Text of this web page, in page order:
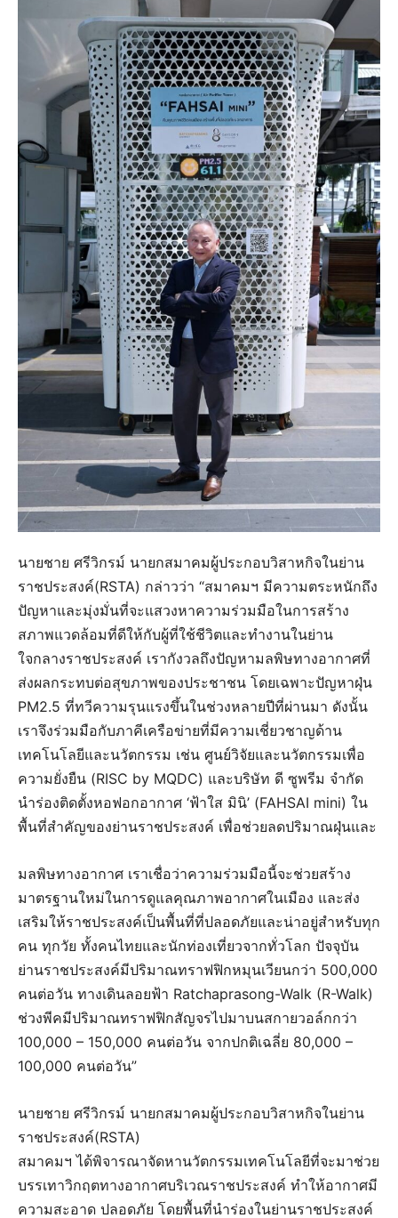
นายชาย ศรีวิกรม์ นายกสมาคมผู้ประกอบวิสาหกิจในย่าน
ราชประสงค์(RSTA) กล่าวว่า “สมาคมฯ มีความตระหนักถึง
ปัญหาและมุ่งมั่นที่จะแสวงหาความร่วมมือในการสร้าง
สภาพแวดล้อมที่ดีให้กับผู้ที่ใช้ชีวิตและทำงานในย่าน
ใจกลางราชประสงค์ เรากังวลถึงปัญหามลพิษทางอากาศที่
ส่งผลกระทบต่อสุขภาพของประชาชน โดยเฉพาะปัญหาฝุ่น
PM2.5 ที่ทวีความรุนแรงขึ้นในช่วงหลายปีที่ผ่านมา ดังนั้น
เราจึงร่วมมือกับภาคีเครือข่ายที่มีความเชี่ยวชาญด้าน
เทคโนโลยีและนวัตกรรม เช่น ศูนย์วิจัยและนวัตกรรมเพื่อ
ความยั่งยืน (RISC by MQDC) และบริษัท ดี ซูพรีม จำกัด
นำร่องติดตั้งหอฟอกอากาศ ‘ฟ้าใส มินิ’ (FAHSAI mini) ใน
พื้นที่สำคัญของย่านราชประสงค์ เพื่อช่วยลดปริมาณฝุ่นและ
มลพิษทางอากาศ เราเชื่อว่าความร่วมมือนี้จะช่วยสร้าง
มาตรฐานใหม่ในการดูแลคุณภาพอากาศในเมือง และส่ง
เสริมให้ราชประสงค์เป็นพื้นที่ที่ปลอดภัยและน่าอยู่สำหรับทุก
คน ทุกวัย ทั้งคนไทยและนักท่องเที่ยวจากทั่วโลก ปัจจุบัน
ย่านราชประสงค์มีปริมาณทราฟฟิกหมุนเวียนกว่า 500,000
คนต่อวัน ทางเดินลอยฟ้า Ratchaprasong-Walk (R-Walk)
ช่วงพีคมีปริมาณทราฟฟิกสัญจรไปมาบนสกายวอล์กกว่า
100,000 – 150,000 คนต่อวัน จากปกติเฉลี่ย 80,000 –
100,000 คนต่อวัน”
นายชาย ศรีวิกรม์ นายกสมาคมผู้ประกอบวิสาหกิจในย่าน
ราชประสงค์(RSTA)
สมาคมฯ ได้พิจารณาจัดหานวัตกรรมเทคโนโลยีที่จะมาช่วย
บรรเทาวิกฤตทางอากาศบริเวณราชประสงค์ ทำให้อากาศมี
ความสะอาด ปลอดภัย โดยพื้นที่นำร่องในย่านราชประสงค์